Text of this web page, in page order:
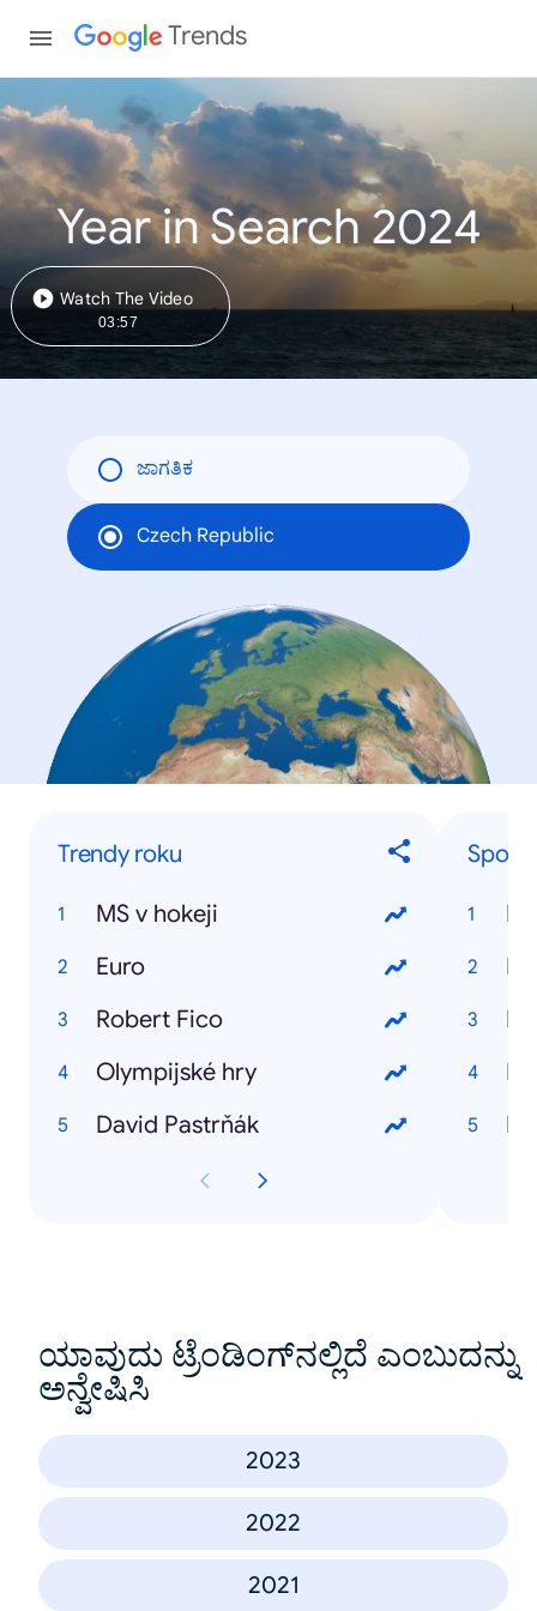
Trends
Year in Search 2024
Watch The Video
03:57
ಜಾಗತಿಕ
Czech Republic
Trendy roku
MS v hokeji
Euro
Robert Fico
Olympijské hry
David Pastrňák
ಯಾವುದು ಟ್ರೆಂಡಿಂಗ್‌ನಲ್ಲಿದೆ ಎಂಬುದನ್ನು
ಅನ್ವೇಷಿಸಿ
2023
2022
2021